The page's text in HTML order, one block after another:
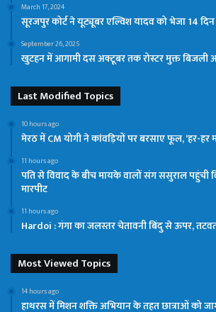
March 17, 2024
सूरजपुर कोर्ट ने यूट्यूबर एल्विश यादव को भेजा 14
September 26, 2025
खुटहन में आगामी दस अक्टूबर तक रोस्टर मुक्त बिजली
Last Modified Topics
10 hours ago
मेरठ में CM योगी ने कांवड़ियों पर बरसाए फूल, ‘हर-हर
11 hours ago
पति से विवाद के बीच मायके वालों संग ससुराल पहुंची
मारपीट
11 hours ago
Hardoi : गंगा का जलस्तर चेतावनी बिंदु से ऊपर,
Most Viewed Topics
14 hours ago
हाथरस में मिशन शक्ति अभियान के तहत छात्राओं को